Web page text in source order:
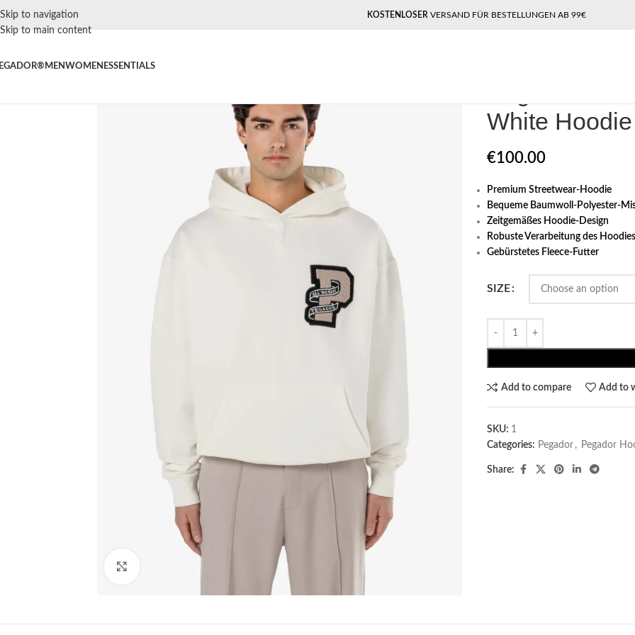
Skip to navigation
Skip to main content
KOSTENLOSER VERSAND FÜR BESTELLUNGEN AB 99€
MENWOMEN ESSENTIALS
White Hoodie
€100.00
Premium Streetwear-Hoodie
Bequeme Baumwoll-Polyester-
Zeitgemäßes Hoodie-Design
Robuste Verarbeitung des Hoodies
Gebürstetes Fleece-Futter
SIZE
Add to compare Add to
SKU: 1
Categories: Pegador​ , Pegador
Share: